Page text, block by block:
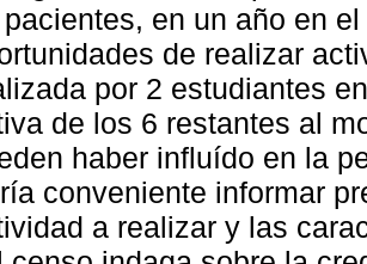
en un año en
de realizar
por 2 estudiantes
de los 6 restantes al
haber influído en la
conveniente informar
a realizar y las